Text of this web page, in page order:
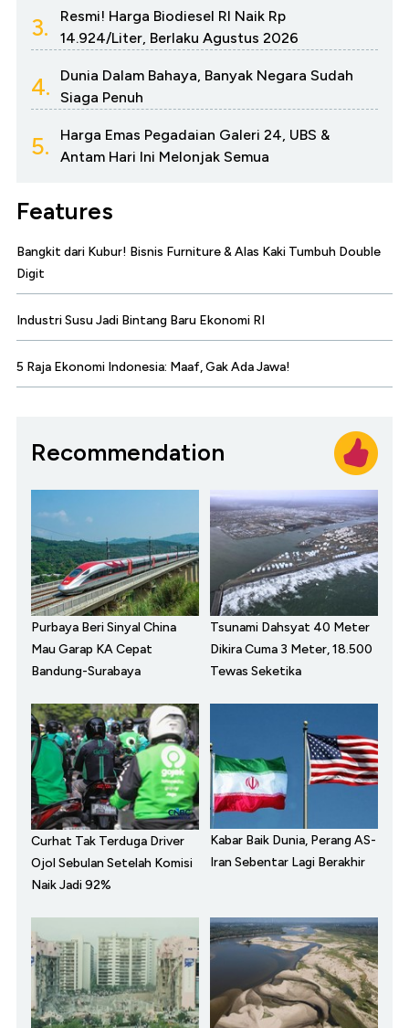
3.
Resmi! Harga Biodiesel RI Naik Rp
14.924/Liter, Berlaku Agustus 2026
4.
Dunia Dalam Bahaya, Banyak Negara Sudah
Siaga Penuh
5.
Harga Emas Pegadaian Galeri 24, UBS &
Antam Hari Ini Melonjak Semua
Features
Bangkit dari Kubur! Bisnis Furniture & Alas Kaki Tumbuh Double
Digit
Industri Susu Jadi Bintang Baru Ekonomi RI
5 Raja Ekonomi Indonesia: Maaf, Gak Ada Jawa!
Recommendation
Purbaya Beri Sinyal China
Mau Garap KA Cepat
Bandung-Surabaya
Tsunami Dahsyat 40 Meter
Dikira Cuma 3 Meter, 18.500
Tewas Seketika
Curhat Tak Terduga Driver
Ojol Sebulan Setelah Komisi
Naik Jadi 92%
Kabar Baik Dunia, Perang AS-
Iran Sebentar Lagi Berakhir